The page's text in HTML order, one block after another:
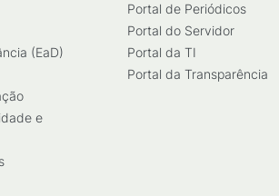
(EaD)
e
Portal de Periódicos
Portal do Servidor
Portal da TI
Portal da Transparência